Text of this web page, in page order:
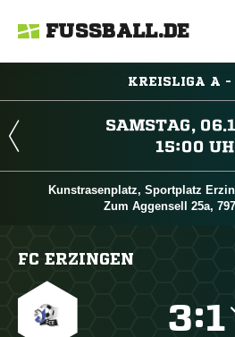
FUSSBALL.DE
KREISLIGA A -


Kunstrasenplatz, Sportplatz
Zum Aggensell 25a,
FC ERZINGEN
: